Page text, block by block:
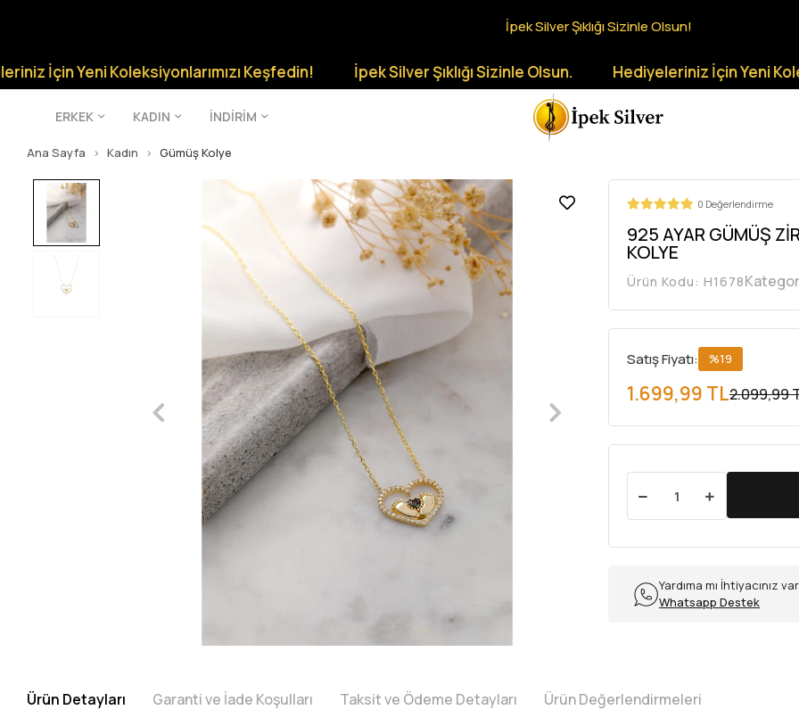
İpek Silver Şıklığı Sizinle Olsun!
Koleksiyonlarımızı Keşfedin! İpek Silver Şıklığı Sizinle Olsun. Hediyeleriniz İçin Yeni
ERKEK KADIN İNDİRİM
Ana Sayfa Kadın Gümüş Kolye
0 Değerlendirme
925 AYAR GÜMÜŞ
KOLYE
Ürün Kodu: H1678
Satış Fiyatı: %19
2.099,99
1.699,99 TL
Yardıma mı İhtiyacınız
Whatsapp Destek
Ürün Detayları Garanti ve İade Koşulları Taksit ve Ödeme Detayları Ürün Değerlendirmeleri